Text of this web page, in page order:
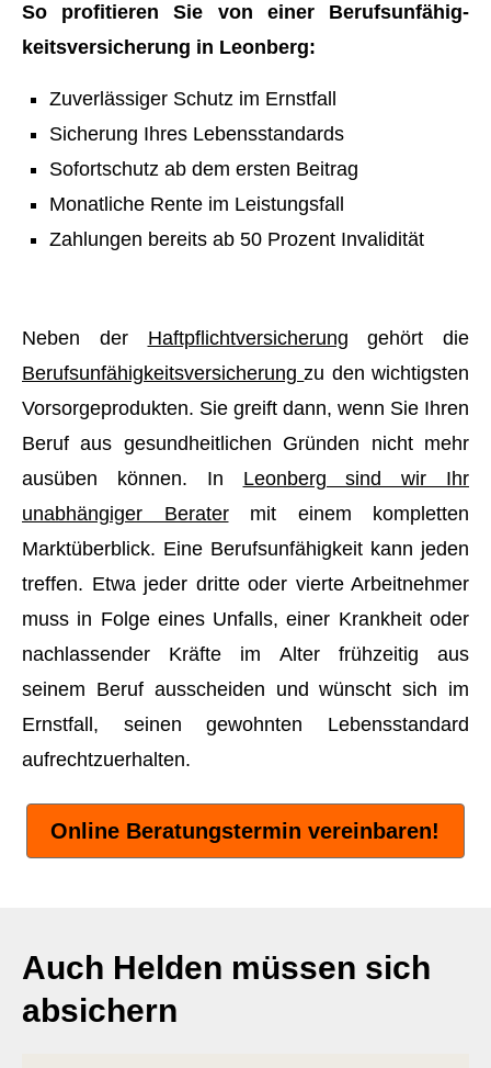
So profitieren Sie von einer Berufs­unfähig­
keitsversicherung in Leonberg:
Zuverlässiger Schutz im Ernstfall
Sicherung Ihres Lebensstandards
Sofortschutz ab dem ersten Beitrag
Monatliche Rente im Leistungsfall
Zahlungen bereits ab 50 Prozent Invalidität
Neben der Haft­pflichtversicherung gehört die
Berufs­unfähig­keitsversicherungzu den wichtigsten
Vorsorgeprodukten. Sie greift dann, wenn Sie Ihren
Beruf aus gesundheitlichen Gründen nicht mehr
ausüben können. In Leonberg sind wir Ihr
unabhängiger Beratermit einem kompletten
Marktüberblick. Eine Berufs­unfähig­keit kann jeden
treffen. Etwa jeder dritte oder vierte Arbeitnehmer
muss in Folge eines Unfalls, einer Krankheit oder
nachlassender Kräfte im Alter frühzeitig aus
seinem Beruf ausscheiden und wünscht sich im
Ernstfall, seinen gewohnten Lebensstandard
aufrechtzuerhalten.
Online Beratungstermin vereinbaren!
Auch Helden müssen sich
absichern